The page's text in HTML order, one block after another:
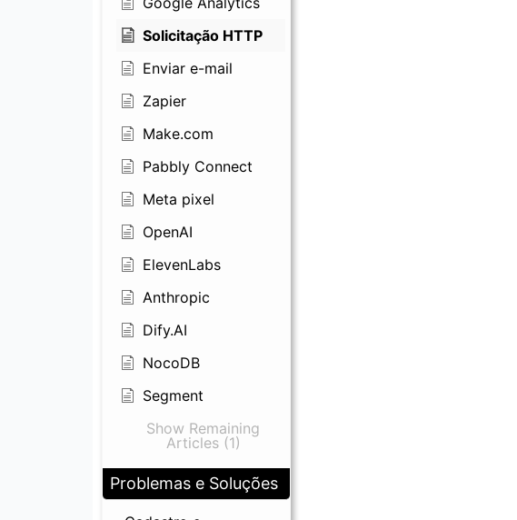
Solicitação HTTP
Enviar e-mail
Zapier
Make.com
Pabbly Connect
Meta pixel
OpenAI
ElevenLabs
Anthropic
Dify.AI
NocoDB
Segment
Show Remaining
Articles (1)
Problemas e Soluções